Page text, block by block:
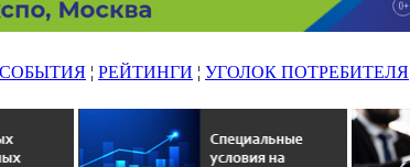
СОБЫТИЯ ¦ РЕЙТИНГИ ¦ УГОЛОК ПОТРЕБИТЕЛЯ